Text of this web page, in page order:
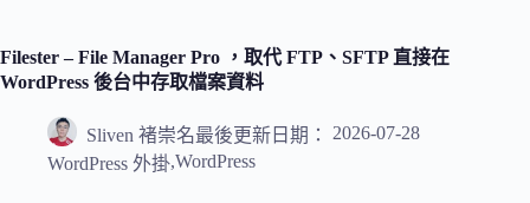
Filester – File Manager Pro ，取代 FTP、SFTP 直接在
WordPress 後台中存取檔案資料
Sliven 褚崇名最後更新日期：
2026-07-28
WordPress 外掛,WordPress